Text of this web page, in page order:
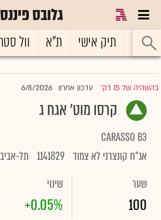
גלובס
ראשי תיק אישי ת"א וול
בהשהיה של 15 דק' |עדכון אחרון 6/8/2026
קרסו מוט' אגח ג
CARASSO B3
אג"ח קונצרני לא צמוד 1141829 תל-אביב
שער
100
שינוי
+0.05%